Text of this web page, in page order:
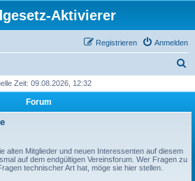
Aktivierer
Anmelden
Registrieren
h
Zeit: 09.08.2026, 12:32
Forum
alten Mitglieder und neuen Interessenten auf diesem
auf dem endgültigen Vereinsforum. Wer Fragen zu
technischer Art hat, möge sie hier stellen.